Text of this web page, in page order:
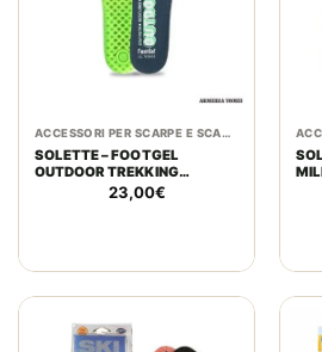
ACCESSORI PER SCARPE E SCARPONI
SOLETTE – FOOTGEL
OUTDOOR TREKKING
EUCALIPTO23,00€